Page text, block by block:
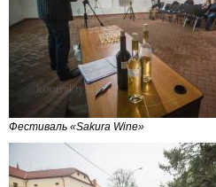
Фестиваль «Sakura Wine»